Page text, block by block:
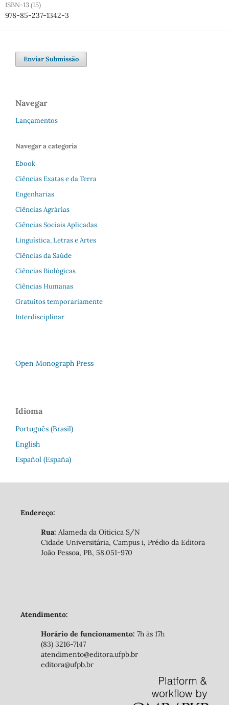
ISBN-13 (15)
978-85-237-1342-3
Enviar Submissão
Navegar
Lançamentos
Navegar a categoria
Ebook
Ciências Exatas e da Terra
Engenharias
Ciências Agrárias
Ciências Sociais Aplicadas
Linguística, Letras e Artes
Ciências da Saúde
Ciências Biológicas
Ciências Humanas
Gratuitos temporariamente
Interdisciplinar
Open Monograph Press
Idioma
Português (Brasil)
English
Español (España)
Endereço:
Rua: Alameda da Oiticica S/N
Cidade Universitária, Campus i, Prédio da Editora
João Pessoa, PB, 58.051-970
Atendimento:
Horário de funcionamento: 7h às 17h
(83) 3216-7147
atendimento@editora.ufpb.br
editora@ufpb.br